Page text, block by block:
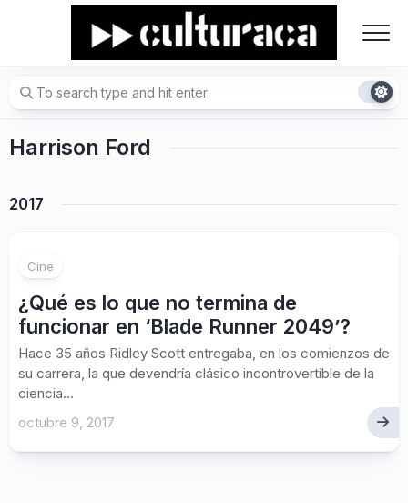
Harrison Ford
2017
Cine
¿Qué es lo que no termina de
funcionar en ‘Blade Runner 2049’?
Hace 35 años Ridley Scott entregaba, en los comienzos de
su carrera, la que devendría clásico incontrovertible de la
ciencia...
octubre 9, 2017